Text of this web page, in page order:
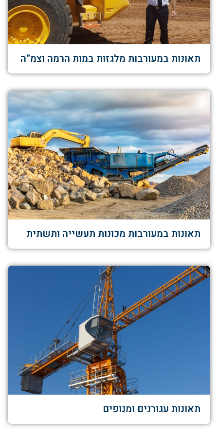
תאונות במעורבות מלגזות במות הרמה וצמ”ה
תאונות במעורבות מכונות תעשייה ותשתית
תאונות עגורנים ומנופים